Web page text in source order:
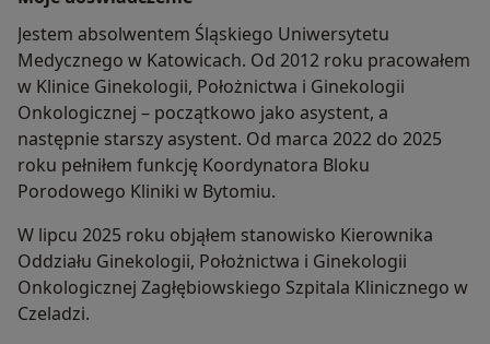
Jestem absolwentem Śląskiego Uniwersytetu
Medycznego w Katowicach. Od 2012 roku pracowałem
w Klinice Ginekologii, Położnictwa i Ginekologii
Onkologicznej – początkowo jako asystent, a
następnie starszy asystent. Od marca 2022 do 2025
roku pełniłem funkcję Koordynatora Bloku
Porodowego Kliniki w Bytomiu.
W lipcu 2025 roku objąłem stanowisko Kierownika
Oddziału Ginekologii, Położnictwa i Ginekologii
Onkologicznej Zagłębiowskiego Szpitala Klinicznego w
Czeladzi.